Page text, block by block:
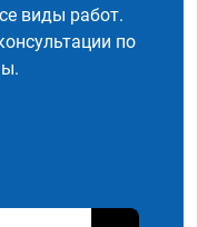
виды работ.
по